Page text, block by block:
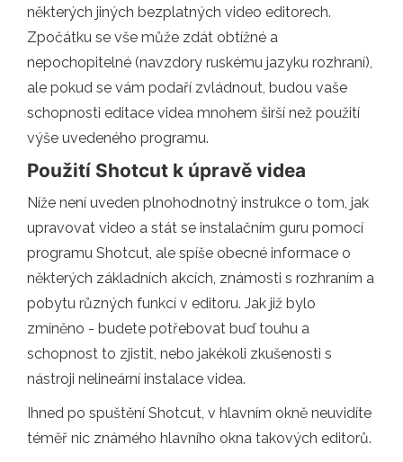
některých jiných bezplatných video editorech.
Zpočátku se vše může zdát obtížné a
nepochopitelné (navzdory ruskému jazyku rozhraní),
ale pokud se vám podaří zvládnout, budou vaše
schopnosti editace videa mnohem širší než použití
výše uvedeného programu.
Použití Shotcut k úpravě videa
Níže není uveden plnohodnotný instrukce o tom, jak
upravovat video a stát se instalačním guru pomocí
programu Shotcut, ale spíše obecné informace o
některých základních akcích, známosti s rozhraním a
pobytu různých funkcí v editoru. Jak již bylo
zmíněno - budete potřebovat buď touhu a
schopnost to zjistit, nebo jakékoli zkušenosti s
nástroji nelineární instalace videa.
Ihned po spuštění Shotcut, v hlavním okně neuvidíte
téměř nic známého hlavního okna takových editorů.